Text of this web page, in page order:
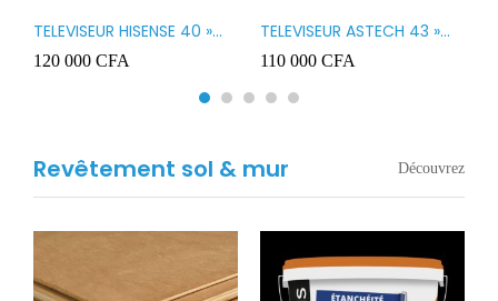
TELEVISEUR HISENSE 40 »
LED SMART VIDAA 40A4K
120 000 CFA
TELEVISEUR ASTECH 43 »
LED 43OD15
110 000 CFA
Revêtement sol & mur Découvrez